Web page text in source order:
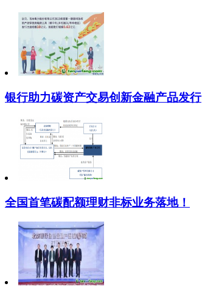
银行助力碳资产交易创新金融产品发行
全国首笔碳配额理财非标业务落地！